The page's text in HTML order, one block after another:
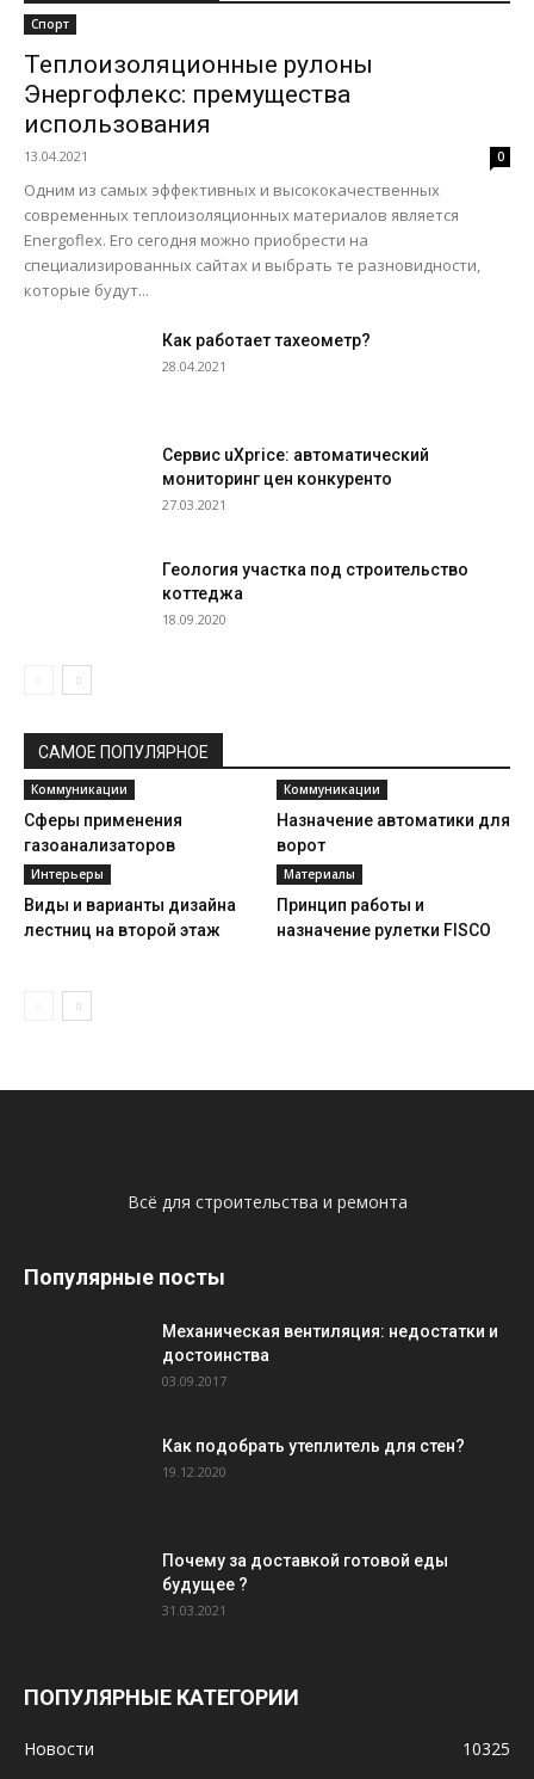
Спорт
Теплоизоляционные рулоны
Энергофлекс: премущества
использования
13.04.2021 0
Одним из самых эффективных и высококачественных
современных теплоизоляционных материалов является
Energoflex. Его сегодня можно приобрести на
специализированных сайтах и выбрать те разновидности,
которые будут...
Как работает тахеометр?
28.04.2021
Сервис uXprice: автоматический
мониторинг цен конкуренто
27.03.2021
Геология участка под строительство
коттеджа
18.09.2020
САМОЕ ПОПУЛЯРНОЕ
Коммуникации
Сферы применения
газоанализаторов
Коммуникации
Назначение автоматики для
ворот
Интерьеры
Виды и варианты дизайна
лестниц на второй этаж
Материалы
Принцип работы и
назначение рулетки FISCO
Всё для строительства и ремонта
Популярные посты
Механическая вентиляция: недостатки и
достоинства
03.09.2017
Как подобрать утеплитель для стен?
19.12.2020
Почему за доставкой готовой еды
будущее ?
31.03.2021
ПОПУЛЯРНЫЕ КАТЕГОРИИ
Новости
10325